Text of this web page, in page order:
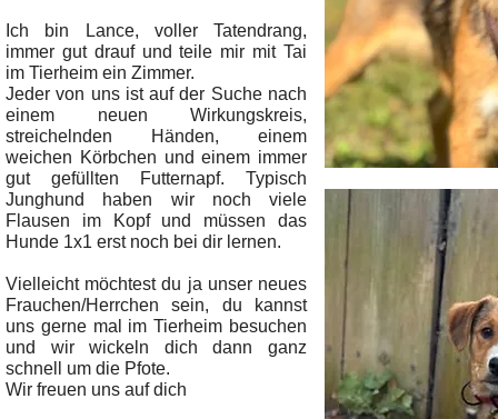
Ich bin Lance, voller Tatendrang,
immer gut drauf und teile mir mit Tai
im Tierheim ein Zimmer.
Jeder von uns ist auf der Suche nach
einem neuen Wirkungskreis,
streichelnden Händen, einem
weichen Körbchen und einem immer
gut gefüllten Futternapf. Typisch
Junghund haben wir noch viele
Flausen im Kopf und müssen das
Hunde 1x1 erst noch bei dir lernen.
Vielleicht möchtest du ja unser neues
Frauchen/Herrchen sein, du kannst
uns gerne mal im Tierheim besuchen
und wir wickeln dich dann ganz
schnell um die Pfote.
Wir freuen uns auf dich